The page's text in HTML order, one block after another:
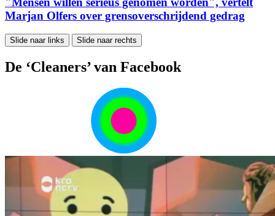
Marjan Olfers over grensoverschrijdend gedrag
Slide naar links Slide naar rechts
De ‘Cleaners’ van Facebook